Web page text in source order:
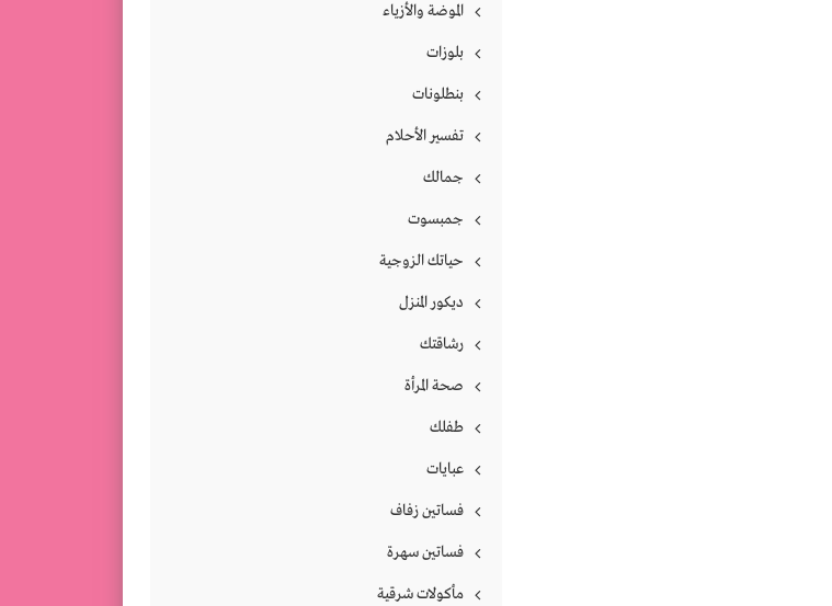
الموضة والأزياء
بلوزات
بنطلونات
تفسير الأحلام
جمالك
جمبسوت
حياتك الزوجية
ديكور المنزل
رشاقتك
صحة المرأة
طفلك
عبايات
فساتين زفاف
فساتين سهرة
مأكولات شرقية